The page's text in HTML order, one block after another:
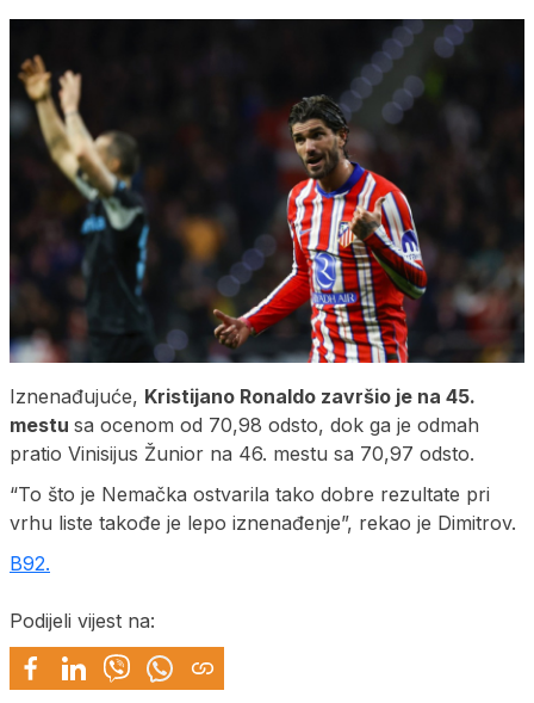
Iznenađujuće, Kristijano Ronaldo završio je na 45.
mestu sa ocenom od 70,98 odsto, dok ga je odmah
pratio Vinisijus Žunior na 46. mestu sa 70,97 odsto.
“To što je Nemačka ostvarila tako dobre rezultate pri
vrhu liste takođe je lepo iznenađenje”, rekao je Dimitrov.
B92.
Podijeli vijest na: